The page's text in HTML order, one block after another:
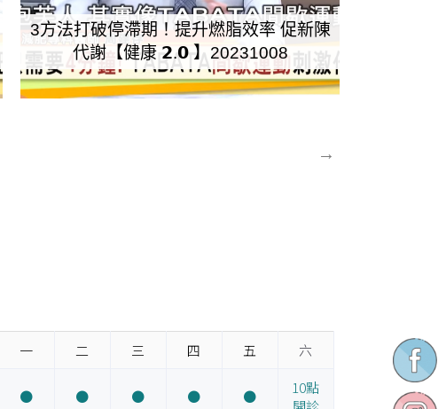
3方法打破停滯期！提升燃脂效率 促新陳
代謝【健康 𝟮.𝟬 】20231008
→
一 二 三 四 五 六
● ● ● ● ●
10點